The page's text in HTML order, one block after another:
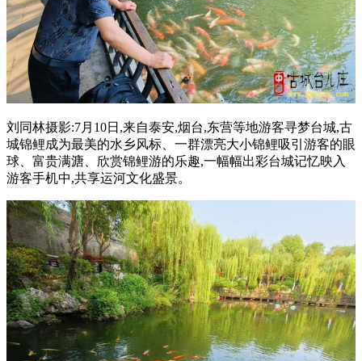
刘同林摄影:7月10日,来自泰安,烟台,东营等地游客寻梦台城,古
城锦鲤成为最美的水乡风标、一群漂亮大小锦鲤吸引游客的眼
球、富贵满溏、欣赏锦鲤游的乐趣,一幅幅出彩台城记忆映入
游客手机中,共享运河文化盛景。